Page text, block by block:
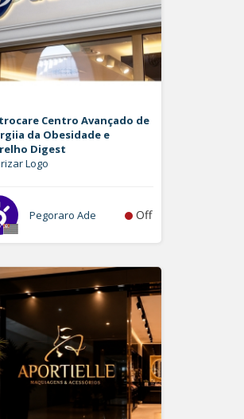
Centro Avançado de
da Obesidade e
Digest
Logo
Pegoraro Ade Off